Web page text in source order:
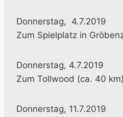
Donnerstag, 4.7.2019
Zum Spielplatz in
Donnerstag, 4.7.2019
Zum Tollwood (ca. 40 km)
Donnerstag, 11.7.2019